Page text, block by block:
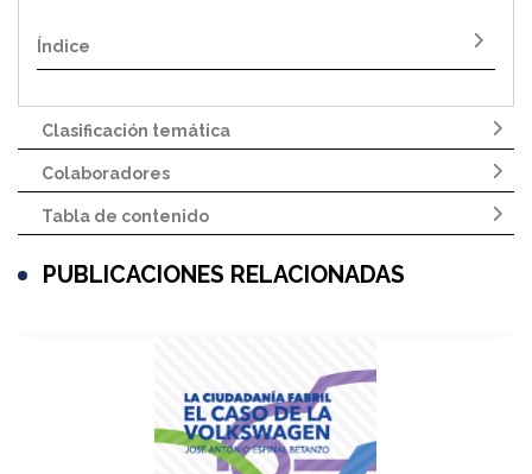
Índice
Clasificación temática
Colaboradores
Tabla de contenido
PUBLICACIONES RELACIONADAS